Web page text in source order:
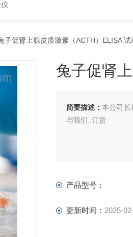
子促肾上腺皮质激素（ACTH）ELISA 试
兔子促肾
简要描述：本公司长
与我们..订货
产品型号：
更新时间： 2025-